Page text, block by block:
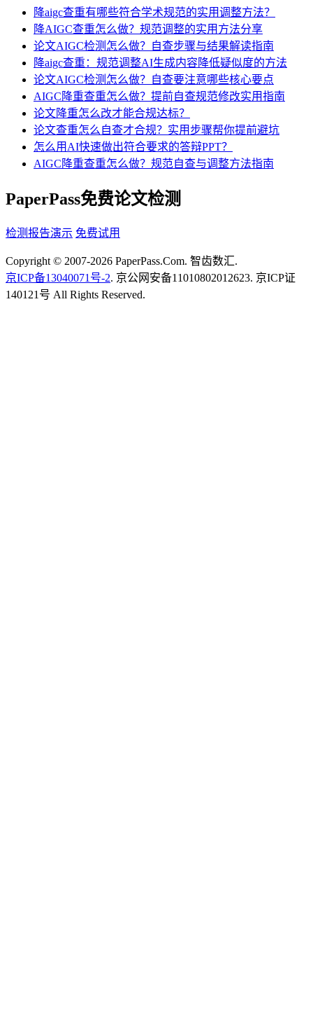
降aigc查重有哪些符合学术规范的实用调整方法？
降AIGC查重怎么做？规范调整的实用方法分享
论文AIGC检测怎么做？自查步骤与结果解读指南
降aigc查重：规范调整AI生成内容降低疑似度的方法
论文AIGC检测怎么做？自查要注意哪些核心要点
AIGC降重查重怎么做？提前自查规范修改实用指南
论文降重怎么改才能合规达标？
论文查重怎么自查才合规？实用步骤帮你提前避坑
怎么用AI快速做出符合要求的答辩PPT？
AIGC降重查重怎么做？规范自查与调整方法指南
PaperPass免费论文检测
检测报告演示 免费试用
Copyright © 2007-2026 PaperPass.Com. 智齿数汇.
京ICP备13040071号-2. 京公网安备11010802012623. 京ICP证
140121号 All Rights Reserved.